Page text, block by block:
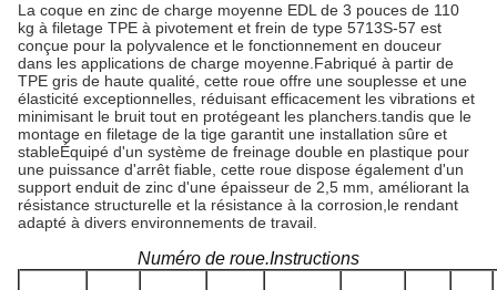
La coque en zinc de charge moyenne EDL de 3 pouces de 110
kg à filetage TPE à pivotement et frein de type 5713S-57 est
conçue pour la polyvalence et le fonctionnement en douceur
dans les applications de charge moyenne.Fabriqué à partir de
TPE gris de haute qualité, cette roue offre une souplesse et une
élasticité exceptionnelles, réduisant efficacement les vibrations et
minimisant le bruit tout en protégeant les planchers.tandis que le
montage en filetage de la tige garantit une installation sûre et
stableÉquipé d'un système de freinage double en plastique pour
une puissance d'arrêt fiable, cette roue dispose également d'un
support enduit de zinc d'une épaisseur de 2,5 mm, améliorant la
résistance structurelle et la résistance à la corrosion,le rendant
adapté à divers environnements de travail.
Numéro de roue.Instructions